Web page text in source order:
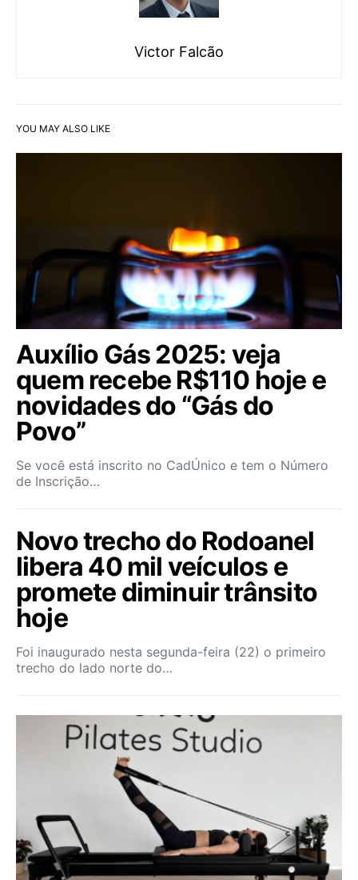
Victor Falcão
YOU MAY ALSO LIKE
Auxílio Gás 2025: veja
quem recebe R$110 hoje e
novidades do “Gás do
Povo”
Se você está inscrito no CadÚnico e tem o Número
de Inscrição…
Novo trecho do Rodoanel
libera 40 mil veículos e
promete diminuir trânsito
hoje
Foi inaugurado nesta segunda-feira (22) o primeiro
trecho do lado norte do…